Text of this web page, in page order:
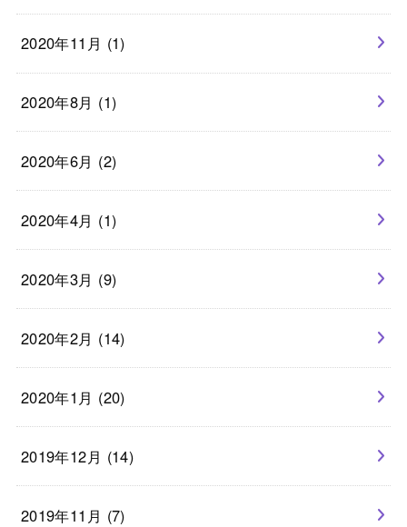
2020年11月 (1)
2020年8月 (1)
2020年6月 (2)
2020年4月 (1)
2020年3月 (9)
2020年2月 (14)
2020年1月 (20)
2019年12月 (14)
2019年11月 (7)